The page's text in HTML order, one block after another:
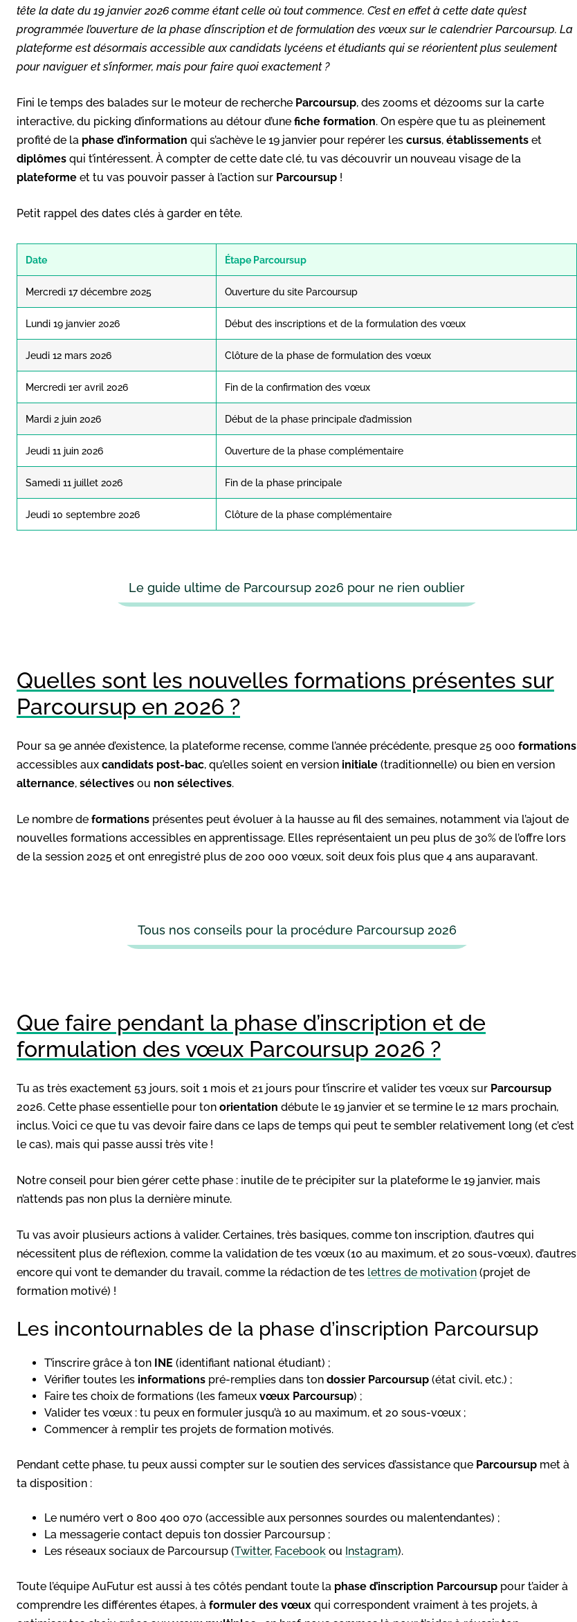
tête la date du 19 janvier 2026 comme étant celle où tout commence. C’est en effet à cette date qu’est
programmée l’ouverture de la phase d’inscription et de formulation des vœux sur le calendrier Parcoursup. La
plateforme est désormais accessible aux candidats lycéens et étudiants qui se réorientent plus seulement
pour naviguer et s’informer, mais pour faire quoi exactement ?
Fini le temps des balades sur le moteur de recherche Parcoursup, des zooms et dézooms sur la carte
interactive, du picking d’informations au détour d’une fiche formation. On espère que tu as pleinement
profité de la phase d’information qui s’achève le 19 janvier pour repérer les cursus, établissements et
diplômes qui t’intéressent. À compter de cette date clé, tu vas découvrir un nouveau visage de la
plateforme et tu vas pouvoir passer à l’action sur Parcoursup !
Petit rappel des dates clés à garder en tête.
Date Étape Parcoursup
Mercredi 17 décembre 2025 Ouverture du site Parcoursup
Lundi 19 janvier 2026 Début des inscriptions et de la formulation des vœux
Jeudi 12 mars 2026 Clôture de la phase de formulation des vœux
Mercredi 1er avril 2026 Fin de la confirmation des vœux
Mardi 2 juin 2026 Début de la phase principale d’admission
Jeudi 11 juin 2026 Ouverture de la phase complémentaire
Samedi 11 juillet 2026 Fin de la phase principale
Jeudi 10 septembre 2026 Clôture de la phase complémentaire
Le guide ultime de Parcoursup 2026 pour ne rien oublier
Quelles sont les nouvelles formations présentes sur
Parcoursup en 2026 ?
Pour sa 9e année d’existence, la plateforme recense, comme l’année précédente, presque 25 000 formations
accessibles aux candidats post-bac, qu’elles soient en version initiale (traditionnelle) ou bien en version
alternance, sélectives ou non sélectives.
Le nombre de formations présentes peut évoluer à la hausse au fil des semaines, notamment via l’ajout de
nouvelles formations accessibles en apprentissage. Elles représentaient un peu plus de 30% de l’offre lors
de la session 2025 et ont enregistré plus de 200 000 vœux, soit deux fois plus que 4 ans auparavant.
Tous nos conseils pour la procédure Parcoursup 2026
Que faire pendant la phase d’inscription et de
formulation des vœux Parcoursup 2026 ?
Tu as très exactement 53 jours, soit 1 mois et 21 jours pour t’inscrire et valider tes vœux sur Parcoursup
2026. Cette phase essentielle pour ton orientation débute le 19 janvier et se termine le 12 mars prochain,
inclus. Voici ce que tu vas devoir faire dans ce laps de temps qui peut te sembler relativement long (et c’est
le cas), mais qui passe aussi très vite !
Notre conseil pour bien gérer cette phase : inutile de te précipiter sur la plateforme le 19 janvier, mais
n’attends pas non plus la dernière minute.
Tu vas avoir plusieurs actions à valider. Certaines, très basiques, comme ton inscription, d’autres qui
nécessitent plus de réflexion, comme la validation de tes vœux (10 au maximum, et 20 sous-vœux), d’autres
encore qui vont te demander du travail, comme la rédaction de tes lettres de motivation (projet de
formation motivé) !
Les incontournables de la phase d’inscription Parcoursup
T’inscrire grâce à ton INE (identifiant national étudiant) ;
Vérifier toutes les informations pré-remplies dans ton dossier Parcoursup (état civil, etc.) ;
Faire tes choix de formations (les fameux vœux Parcoursup) ;
Valider tes vœux : tu peux en formuler jusqu’à 10 au maximum, et 20 sous-vœux ;
Commencer à remplir tes projets de formation motivés.
Pendant cette phase, tu peux aussi compter sur le soutien des services d’assistance que Parcoursup met à
ta disposition :
Le numéro vert 0 800 400 070 (accessible aux personnes sourdes ou malentendantes) ;
La messagerie contact depuis ton dossier Parcoursup ;
Les réseaux sociaux de Parcoursup (Twitter, Facebook ou Instagram).
Toute l’équipe AuFutur est aussi à tes côtés pendant toute la phase d’inscription Parcoursup pour t’aider à
comprendre les différentes étapes, à formuler des vœux qui correspondent vraiment à tes projets, à